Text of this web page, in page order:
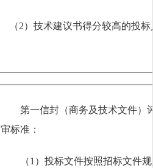
（2）技术建议书得分较高的投
第一信封（商务及技术文件）
审标准：
（1） 投标文件按照招标文件